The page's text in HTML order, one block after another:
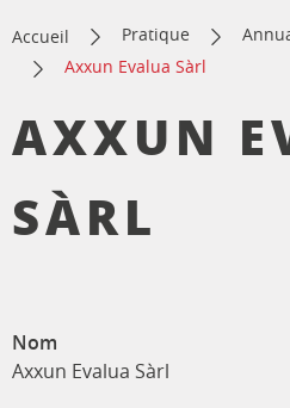
Accueil Pratique
Axxun Evalua Sàrl
AXXUN
SÀRL
Nom
Axxun Evalua Sàrl